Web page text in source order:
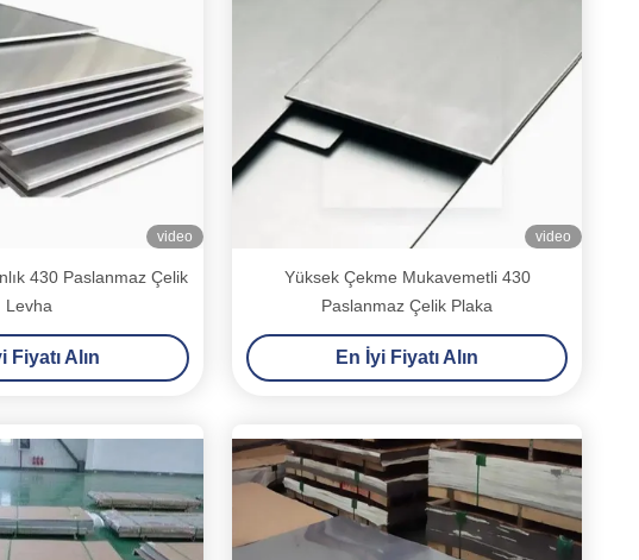
video
430 Paslanmaz Çelik
Levha
Fiyatı Alın
video
Yüksek Çekme Mukavemetli 430
Paslanmaz Çelik Plaka
En İyi Fiyatı Alın